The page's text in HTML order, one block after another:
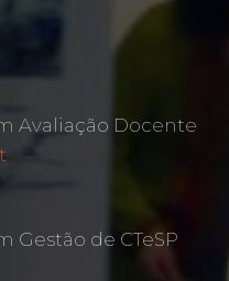
Avaliação Docente
Gestão de CTeSP